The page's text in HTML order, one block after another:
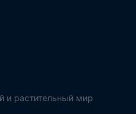
и растительный мир